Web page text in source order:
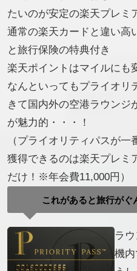
たいのが安定の楽天プレミ
通常の楽天カードと違い高
と旅行保険の特典付き
楽天ポイントはマイルにも
なんといってもプライオリ
きて国内外の空港ラウンジ
が魅力的・・・！
（プライオリティパスが一
獲得できるのは楽天プレミ
だけ！※年会費11,000円）
これがあると旅行がぐ
ラ
機